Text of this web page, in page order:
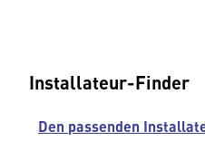
Installateur-Finder
Den passenden